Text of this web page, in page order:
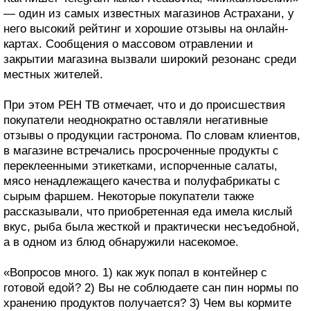
— один из самых известных магазинов Астрахани, у
него высокий рейтинг и хорошие отзывы на онлайн-
картах. Сообщения о массовом отравлении и
закрытии магазина вызвали широкий резонанс среди
местных жителей.
При этом РЕН ТВ отмечает, что и до происшествия
покупатели неоднократно оставляли негативные
отзывы о продукции гастронома. По словам клиентов,
в магазине встречались просроченные продукты с
переклеенными этикетками, испорченные салаты,
мясо ненадлежащего качества и полуфабрикаты с
сырым фаршем. Некоторые покупатели также
рассказывали, что приобретенная еда имела кислый
вкус, рыба была жесткой и практически несъедобной,
а в одном из блюд обнаружили насекомое.
«Вопросов много. 1) как жук попал в контейнер с
готовой едой? 2) Вы не соблюдаете сан пин нормы по
хранению продуктов получается? 3) Чем вы кормите